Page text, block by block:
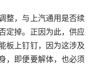
整，与上汽通用是否续
定掉。正因为此，供应
板上钉钉，因为这涉及
，即便要解体，也必须